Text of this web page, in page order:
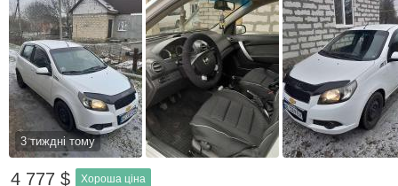
3 тиждні тому
4 777 $ Хороша ціна